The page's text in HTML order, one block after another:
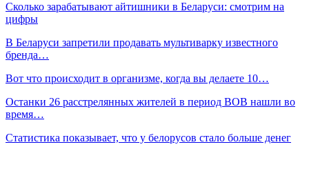
Сколько зарабатывают айтишники в Беларуси: смотрим на
цифры
В Беларуси запретили продавать мультиварку известного
бренда…
Вот что происходит в организме, когда вы делаете 10…
Останки 26 расстрелянных жителей в период ВОВ нашли во
время…
Статистика показывает, что у белорусов стало больше денег